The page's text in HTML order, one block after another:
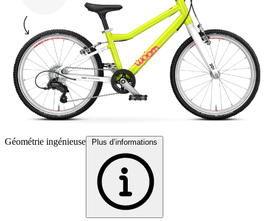
Géométrie ingénieuse